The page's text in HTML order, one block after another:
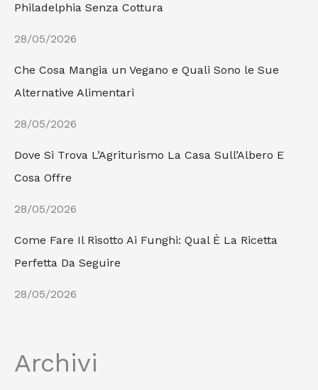
Philadelphia Senza Cottura
28/05/2026
Che Cosa Mangia un Vegano e Quali Sono le Sue
Alternative Alimentari
28/05/2026
Dove Si Trova L’Agriturismo La Casa Sull’Albero E
Cosa Offre
28/05/2026
Come Fare Il Risotto Ai Funghi: Qual È La Ricetta
Perfetta Da Seguire
28/05/2026
Archivi